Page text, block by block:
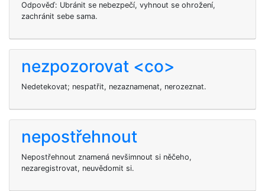
Odpověď: Ubránit se nebezpečí, vyhnout se ohrožení,
zachránit sebe sama.
nezpozorovat <co>
Nedetekovat; nespatřit, nezaznamenat, nerozeznat.
nepostřehnout
Nepostřehnout znamená nevšimnout si něčeho,
nezaregistrovat, neuvědomit si.